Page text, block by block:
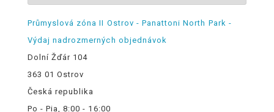
Průmyslová zóna II Ostrov - Panattoni North Park -
Výdaj nadrozmerných objednávok
Dolní Žďár 104
363 01 Ostrov
Česká republika
Po - Pia, 8:00 - 16:00